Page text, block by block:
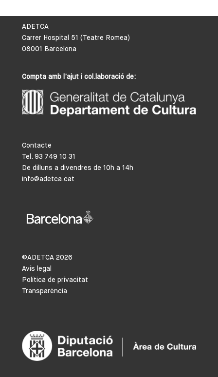
ADETCA
Carrer Hospital 51 (Teatre Romea)
08001 Barcelona
Compta amb l’ajut i col.laboració de:
Contacte
Tel. 93 749 10 31
De dilluns a divendres de 10h a 14h
info@adetca.cat
©ADETCA 2026
Avís legal
Política de privacitat
Transparència